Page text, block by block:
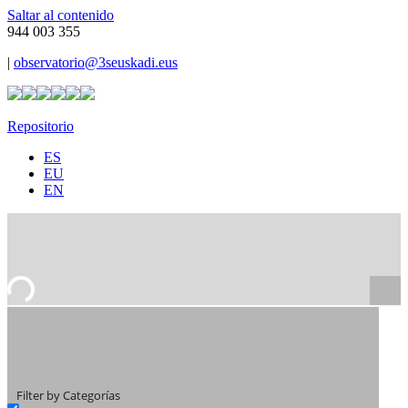
Saltar al contenido
944 003 355
| observatorio@3seuskadi.eus
Repositorio
ES
EU
EN
Filter by Categorías